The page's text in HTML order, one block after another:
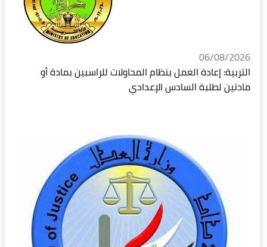
06/08/2026
التربية: إعادة العمل بنظام المحاولات للراسبين بمادة أو
مادتين لطلبة السادس الإعدادي